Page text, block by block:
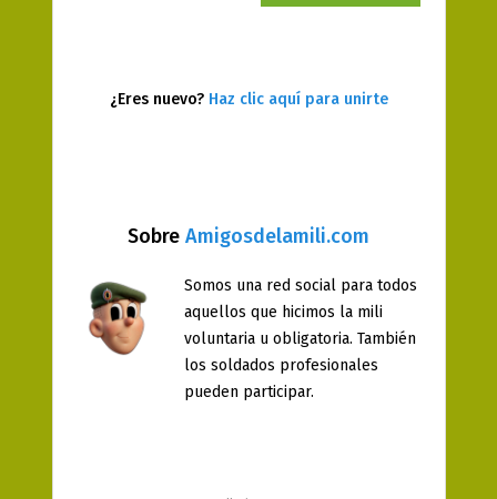
Sobre Amigosdelamili.com
Somos una red social para todos
aquellos que hicimos la mili
voluntaria u obligatoria. También
los soldados profesionales
pueden participar.
¿Eres nuevo? Haz clic aquí para unirte